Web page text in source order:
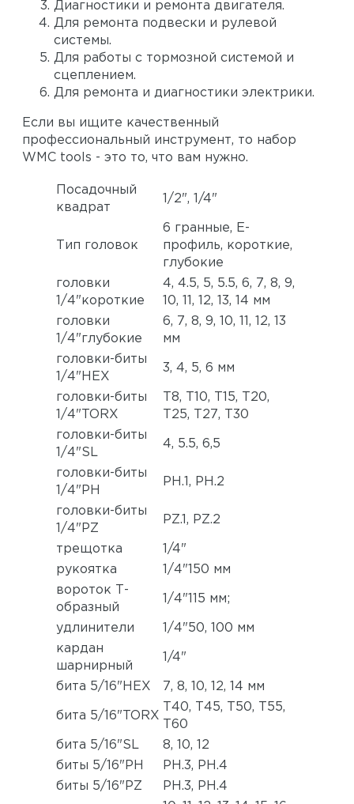
Диагностики и ремонта двигателя.
Для ремонта подвески и рулевой
системы.
Для работы с тормозной системой и
сцеплением.
Для ремонта и диагностики электрики.
Если вы ищите качественный
профессиональный инструмент, то набор
WMC tools - это то, что вам нужно.
Посадочный
квадрат
1/2", 1/4"
Тип головок
6 гранные, Е-
профиль, короткие,
глубокие
головки
1/4"короткие
4, 4.5, 5, 5.5, 6, 7, 8, 9,
10, 11, 12, 13, 14 мм
головки
1/4"глубокие
6, 7, 8, 9, 10, 11, 12, 13
мм
головки-биты
1/4"HEX
3, 4, 5, 6 мм
головки-биты
1/4"TORX
T8, T10, T15, T20,
T25, Т27, T30
головки-биты
1/4"SL
4, 5.5, 6,5
головки-биты
1/4"РН
РН.1, РН.2
головки-биты
1/4"PZ
PZ.1, PZ.2
трещотка
1/4"
рукоятка
1/4"150 мм
вороток Т-
образный
1/4"115 мм;
удлинители
1/4"50, 100 мм
кардан
шарнирный
1/4"
бита 5/16"HEX 7, 8, 10, 12, 14 мм
бита 5/16"TORX
Т40, Т45, Т50, Т55,
Т60
бита 5/16"SL
8, 10, 12
биты 5/16"PH
PH.3, PH.4
биты 5/16"PZ
PH.3, PH.4